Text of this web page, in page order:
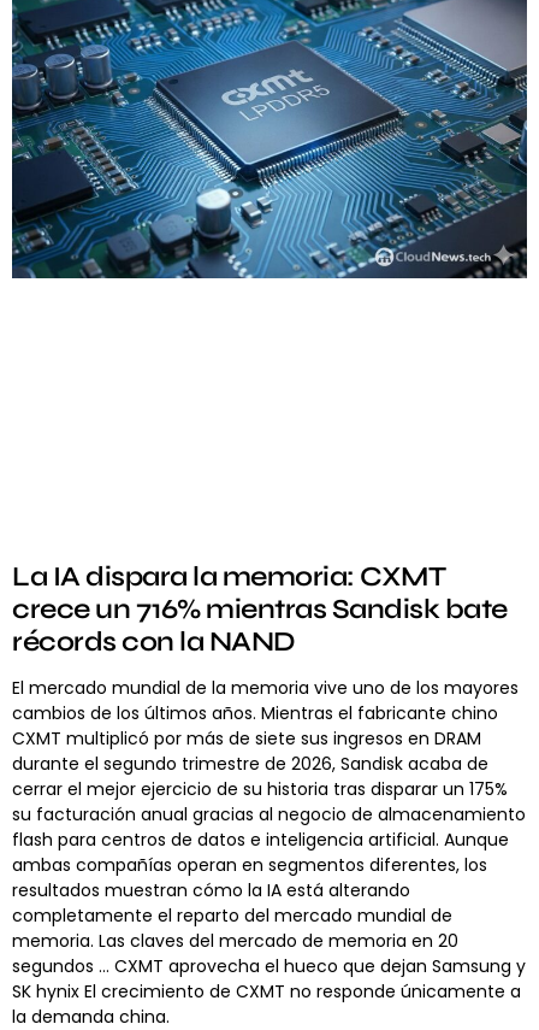
La IA dispara la memoria: CXMT
crece un 716% mientras Sandisk bate
récords con la NAND
El mercado mundial de la memoria vive uno de los mayores
cambios de los últimos años. Mientras el fabricante chino
CXMT multiplicó por más de siete sus ingresos en DRAM
durante el segundo trimestre de 2026, Sandisk acaba de
cerrar el mejor ejercicio de su historia tras disparar un 175%
su facturación anual gracias al negocio de almacenamiento
flash para centros de datos e inteligencia artificial. Aunque
ambas compañías operan en segmentos diferentes, los
resultados muestran cómo la IA está alterando
completamente el reparto del mercado mundial de
memoria. Las claves del mercado de memoria en 20
segundos … CXMT aprovecha el hueco que dejan Samsung y
SK hynix El crecimiento de CXMT no responde únicamente a
la demanda china.